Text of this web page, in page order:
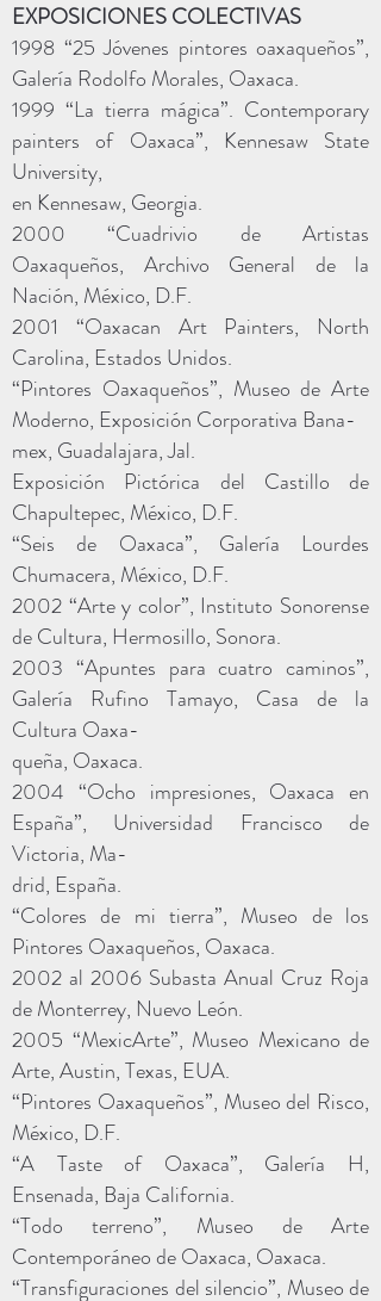
EXPOSICIONES COLECTIVAS
1998 “25 Jóvenes pintores oaxaqueños”,
Galería Rodolfo Morales, Oaxaca.
1999 “La tierra mágica”. Contemporary
painters of Oaxaca”, Kennesaw State
University,
en Kennesaw, Georgia.
2000 “Cuadrivio de Artistas
Oaxaqueños, Archivo General de la
Nación, México, D.F.
2001 “Oaxacan Art Painters, North
Carolina, Estados Unidos.
“Pintores Oaxaqueños”, Museo de Arte
Moderno, Exposición Corporativa Bana-
mex, Guadalajara, Jal.
Exposición Pictórica del Castillo de
Chapultepec, México, D.F.
“Seis de Oaxaca”, Galería Lourdes
Chumacera, México, D.F.
2002 “Arte y color”, Instituto Sonorense
de Cultura, Hermosillo, Sonora.
2003 “Apuntes para cuatro caminos”,
Galería Rufino Tamayo, Casa de la
Cultura Oaxa-
queña, Oaxaca.
2004 “Ocho impresiones, Oaxaca en
España”, Universidad Francisco de
Victoria, Ma-
drid, España.
“Colores de mi tierra”, Museo de los
Pintores Oaxaqueños, Oaxaca.
2002 al 2006 Subasta Anual Cruz Roja
de Monterrey, Nuevo León.
2005 “MexicArte”, Museo Mexicano de
Arte, Austin, Texas, EUA.
“Pintores Oaxaqueños”, Museo del Risco,
México, D.F.
“A Taste of Oaxaca”, Galería H,
Ensenada, Baja California.
“Todo terreno”, Museo de Arte
Contemporáneo de Oaxaca, Oaxaca.
“Transfiguraciones del silencio”, Museo de